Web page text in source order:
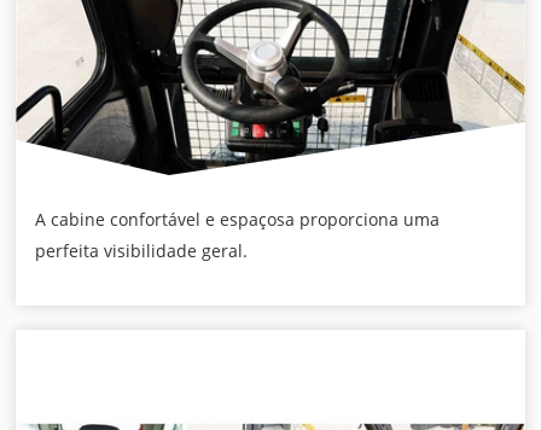
A cabine confortável e espaçosa proporciona uma
perfeita visibilidade geral.